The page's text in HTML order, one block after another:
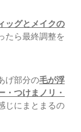
ッグとメイクの
たら最終調整を
げ部分の毛が浮
・つけまノリ・
じにまとまるの